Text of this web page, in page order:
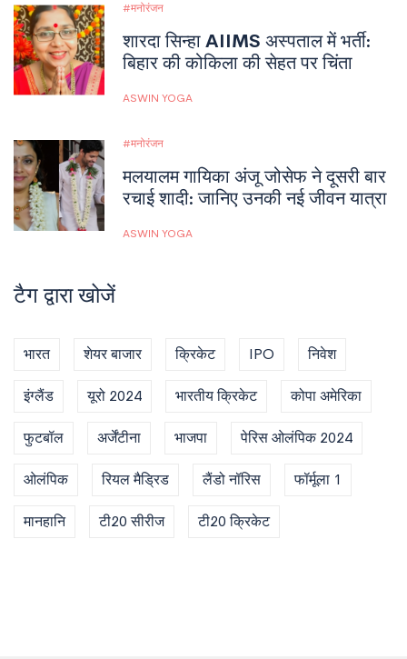
मनोरंजन
शारदा सिन्हा AIIMS अस्पताल में भर्ती:
बिहार की कोकिला की सेहत पर चिंता
ASWIN YOGA
मनोरंजन
मलयालम गायिका अंजू जोसेफ ने दूसरी बार
रचाई शादी: जानिए उनकी नई जीवन यात्रा
ASWIN YOGA
टैग द्वारा खोजें
भारत शेयर बाजार क्रिकेट IPO निवेश
इंग्लैंड यूरो 2024 भारतीय क्रिकेट कोपा अमेरिका
फुटबॉल अर्जेंटीना भाजपा पेरिस ओलंपिक 2024
ओलंपिक रियल मैड्रिड लैंडो नॉरिस फॉर्मूला 1
मानहानि टी20 सीरीज टी20 क्रिकेट